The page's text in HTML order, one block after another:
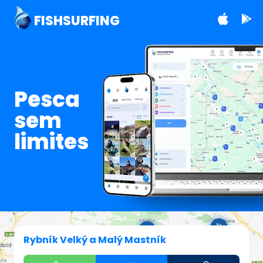
FISHSURFING
Pesca
sem
limites
Rybník Velký a Malý Mastník